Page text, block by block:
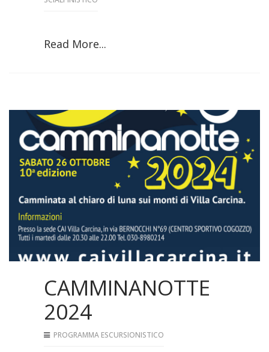
Read More...
CAMMINANOTTE
2024
PROGRAMMA ESCURSIONISTICO